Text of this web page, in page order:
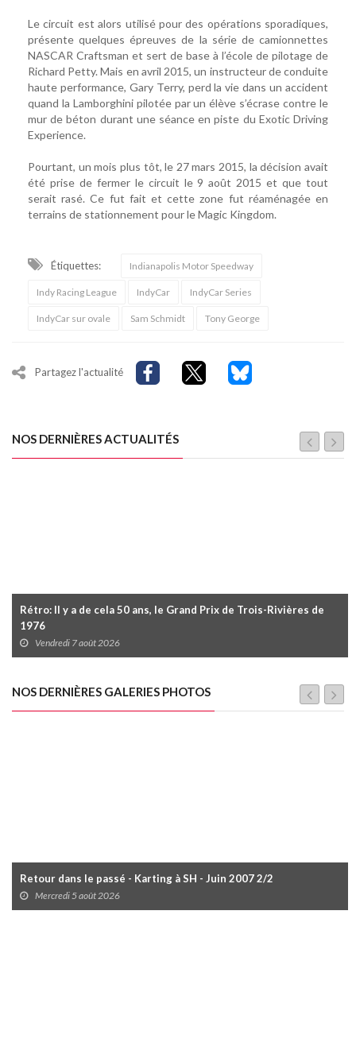
Le circuit est alors utilisé pour des opérations sporadiques,
présente quelques épreuves de la série de camionnettes
NASCAR Craftsman et sert de base à l’école de pilotage de
Richard Petty. Mais en avril 2015, un instructeur de conduite
haute performance, Gary Terry, perd la vie dans un accident
quand la Lamborghini pilotée par un élève s’écrase contre le
mur de béton durant une séance en piste du Exotic Driving
Experience.
Pourtant, un mois plus tôt, le 27 mars 2015, la décision avait
été prise de fermer le circuit le 9 août 2015 et que tout
serait rasé. Ce fut fait et cette zone fut réaménagée en
terrains de stationnement pour le Magic Kingdom.
Étiquettes: Indianapolis Motor Speedway
Indy Racing League IndyCar IndyCar Series
IndyCar sur ovale Sam Schmidt Tony George
Partagez l'actualité
NOS DERNIÈRES ACTUALITÉS
Rétro: Il y a de cela 50 ans, le Grand Prix de Trois-Rivières de
1976
Vendredi 7 août 2026
NOS DERNIÈRES GALERIES PHOTOS
Retour dans le passé - Karting à SH - Juin 2007 2/2
Mercredi 5 août 2026